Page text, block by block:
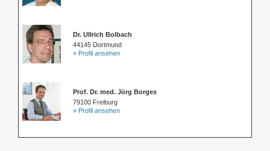
Dr. Ullrich Bolbach
44145 Dortmund
» Profil ansehen
Prof. Dr. med. Jörg Borges
79100 Freiburg
» Profil ansehen